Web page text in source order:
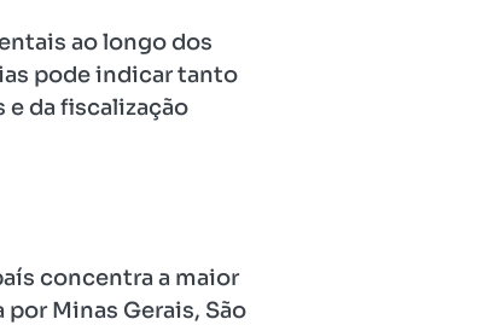
ao longo dos
pode indicar tanto
da fiscalização
concentra a maior
Minas Gerais, São